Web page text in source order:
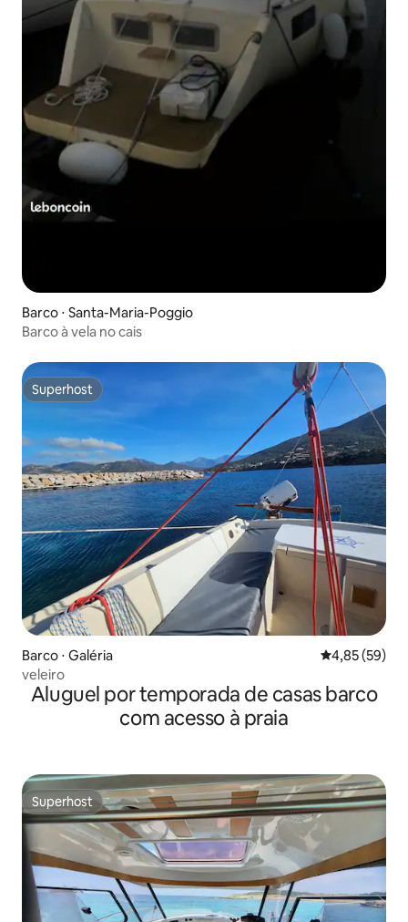
Barco ⋅ Santa-Maria-Poggio
Barco à vela no cais
Superhost
Superhost
Barco ⋅ Galéria 4,85 de uma
4,85 (59)
veleiro
Aluguel por temporada de casas barco
com acesso à praia
Superhost
Superhost